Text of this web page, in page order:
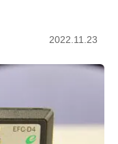
2022.11.23